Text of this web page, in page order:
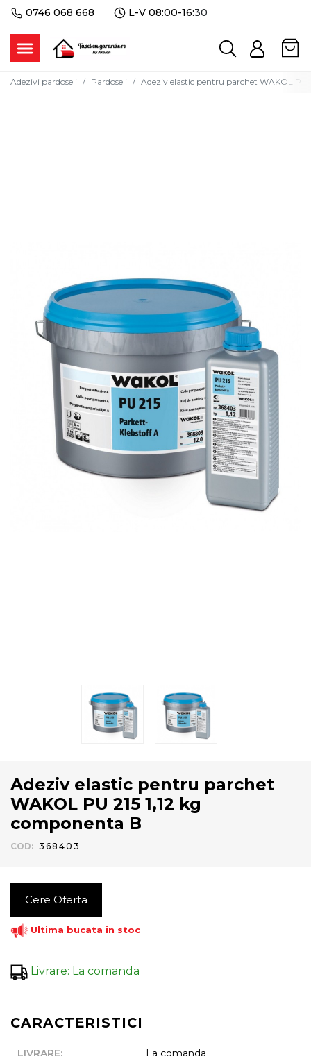
0746 068 668 L-V 08:00-16:30
Adezivi pardoseli Pardoseli Adeziv elastic pentru parchet WAKOL PU
Adeziv elastic pentru parchet
WAKOL PU 215 1,12 kg
componenta B
COD: 368403
Cere Oferta
Ultima bucata in stoc
Livrare: La comanda
CARACTERISTICI
LIVRARE: La comanda